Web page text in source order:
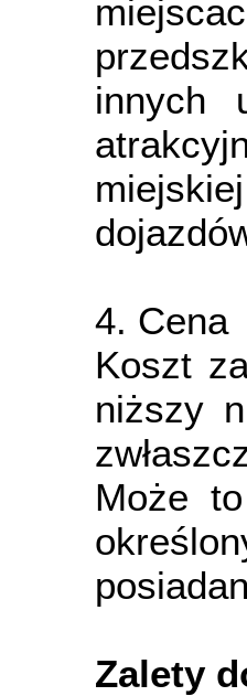
innych
4. Cena
Koszt
niższy
Może
Zalety